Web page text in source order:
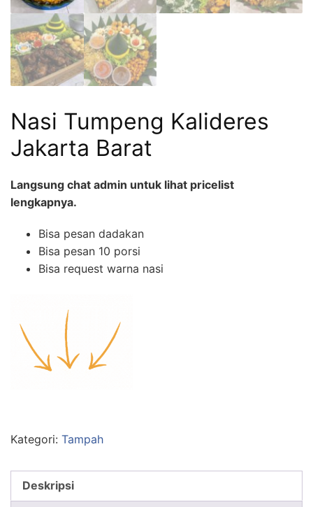
Nasi Tumpeng Kalideres
Jakarta Barat
Langsung chat admin untuk lihat pricelist
lengkapnya.
Bisa pesan dadakan
Bisa pesan 10 porsi
Bisa request warna nasi
Kategori: Tampah
Deskripsi